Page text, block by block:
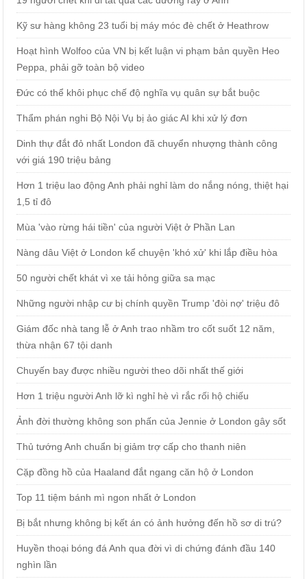
Kỹ sư hàng không 23 tuổi bị máy móc đè chết ở Heathrow
Hoạt hình Wolfoo của VN bị kết luận vi phạm bản quyền Heo
Peppa, phải gỡ toàn bộ video
Đức có thể khôi phục chế độ nghĩa vụ quân sự bắt buộc
Thẩm phán nghi Bộ Nội Vụ bị ảo giác AI khi xử lý đơn
Dinh thự đắt đỏ nhất London đã chuyển nhượng thành công
với giá 190 triệu bảng
Hơn 1 triệu lao động Anh phải nghỉ làm do nắng nóng, thiệt hại
1,5 tỉ đô
Mùa 'vào rừng hái tiền' của người Việt ở Phần Lan
Nàng dâu Việt ở London kể chuyện 'khó xử' khi lắp điều hòa
50 người chết khát vì xe tải hỏng giữa sa mạc
Những người nhập cư bị chính quyền Trump 'đòi nợ' triệu đô
Giám đốc nhà tang lễ ở Anh trao nhầm tro cốt suốt 12 năm,
thừa nhận 67 tội danh
Chuyến bay được nhiều người theo dõi nhất thế giới
Hơn 1 triệu người Anh lỡ kì nghỉ hè vì rắc rối hộ chiếu
Ảnh đời thường không son phấn của Jennie ở London gây sốt
Thủ tướng Anh chuẩn bị giảm trợ cấp cho thanh niên
Cặp đồng hồ của Haaland đắt ngang căn hộ ở London
Top 11 tiệm bánh mì ngon nhất ở London
Bị bắt nhưng không bị kết án có ảnh hưởng đến hồ sơ di trú?
Huyền thoại bóng đá Anh qua đời vì di chứng đánh đầu 140
nghìn lần